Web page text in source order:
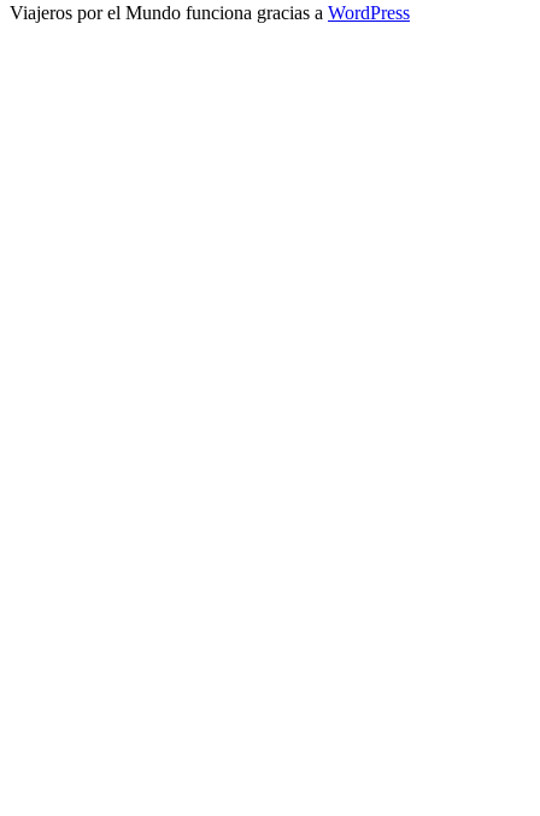
Viajeros por el Mundo funciona gracias a WordPress